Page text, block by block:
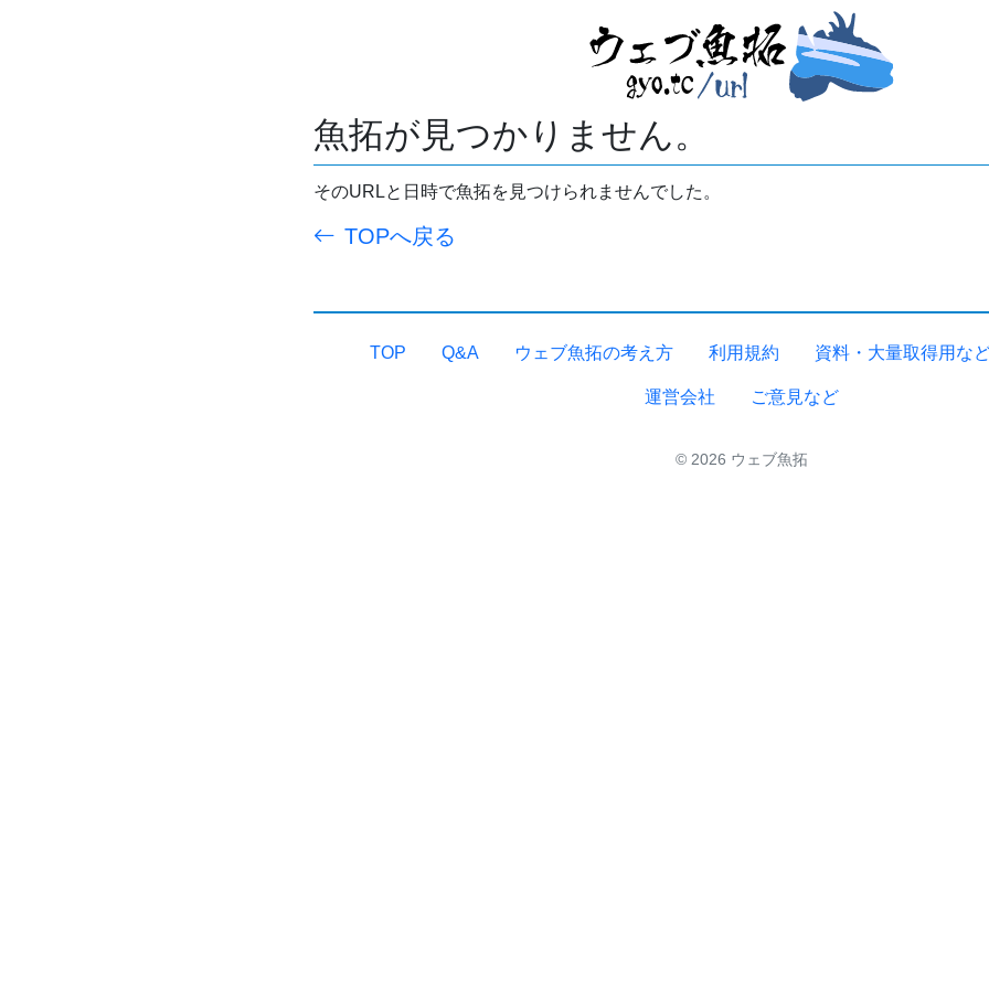
魚拓が見つかりません。
そのURLと日時で魚拓を見つけられませんでした。
TOPへ戻る
TOP Q&A ウェブ魚拓の考え方 利用規約 資料・大量取得用な
運営会社 ご意見など
© 2026 ウェブ魚拓